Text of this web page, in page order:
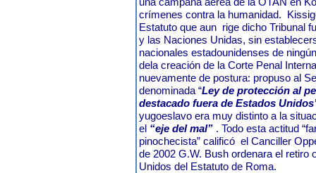
crímenes contra la humanidad.
Estatuto que aun rige dicho Tribunal
y las Naciones Unidas, sin
nacionales estadounidenses de
dela creación de la Corte Penal
nuevamente de postura: propuso al
denominada “Ley de protección al
destacado fuera de Estados
yugoeslavo era muy distinto a la
el “eje del mal” . Todo esta actitud
pinochecista” calificó el Canciller
de 2002 G.W. Bush ordenara el retiro
Unidos del Estatuto de Roma.